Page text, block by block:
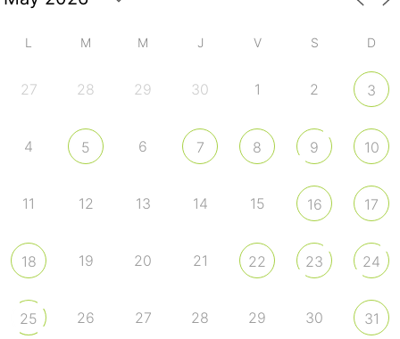
L M M J V S D
27 28 29 30 1 2 3
4 5 6 7 8 9 10
11 12 13 14 15 16 17
18 19 20 21 22 23 24
25 26 27 28 29 30 31